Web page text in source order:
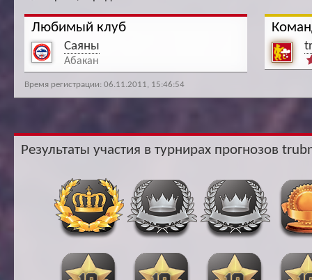
Любимый клуб
Саяны
Абакан
Время регистрации: 06.11.2011, 15:46:54
Результаты участия в турнирах прогнозов